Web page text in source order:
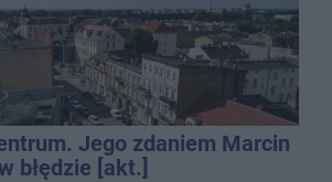
Jego zdaniem Marcin
błędzie [akt.]